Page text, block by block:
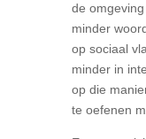
de
minder
op sociaal
minder in
op die
te oefenen